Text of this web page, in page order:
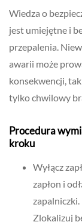
Wiedza o
jest umiejętne i
przepalenia.
awarii może
konsekwencji,
tylko chwilowy
Procedura
kroku
Wyłącz
zapłon i
zapalniczki.
Zlokalizuj